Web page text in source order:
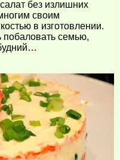
без излишних
своим
в изготовлении.
семью,